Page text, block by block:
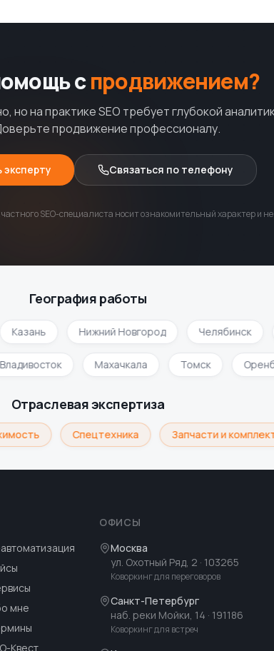
спродвижением?
но на практике SEO требует глубокой
продвижение профессионалу.
эксперту Связаться по телефону
SEO-специалиста носит ознакомительный характер и
География работы
Казань Нижний Новгород Челябинск
Владивосток Махачкала Томск
Отраслевая экспертиза
Спецтехника Запчасти и
мне
Квест
ОФИСЫ
Москва
ул. Охотный Ряд, 2 · 103265
Коворкинг для переговоров
Санкт-Петербург
наб. реки Мойки, 14 · 191186
Коворкинг для встреч